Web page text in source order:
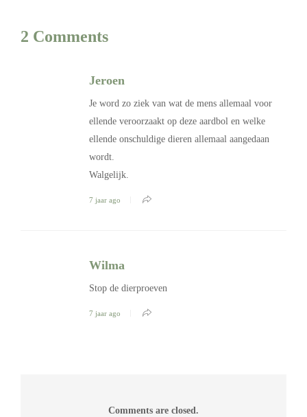
2 Comments
Jeroen
Je word zo ziek van wat de mens allemaal voor
ellende veroorzaakt op deze aardbol en welke
ellende onschuldige dieren allemaal aangedaan
wordt.
Walgelijk.
7 jaar ago
Wilma
Stop de dierproeven
7 jaar ago
Comments are closed.